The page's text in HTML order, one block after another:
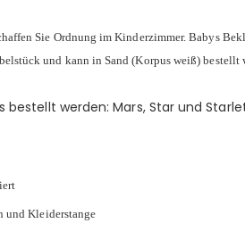
Sie Ordnung im Kinderzimmer. Babys
und kann in Sand (Korpus weiß)
bestellt werden: Mars, Star und
und Kleiderstange